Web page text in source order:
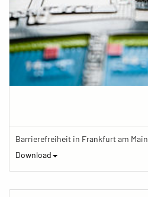
Barrierefreiheit in Frankfurt am Main
Download